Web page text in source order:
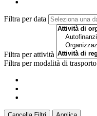
Filtra per data
Filtra per attività
Filtra per modalità di trasporto